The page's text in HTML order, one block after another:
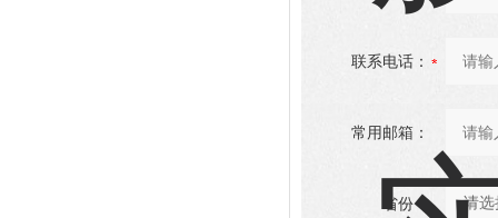
联系电话：
常用邮箱：
省份：